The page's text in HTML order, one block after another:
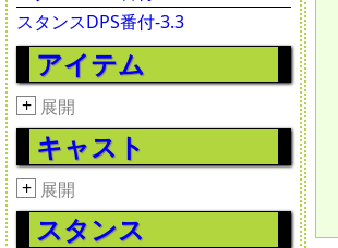
スタンスDPS番付-3.3
アイテム
+ 展開
キャスト
+ 展開
スタンス